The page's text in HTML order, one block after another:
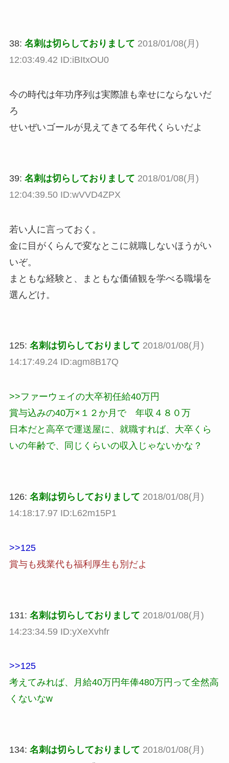
38: 名刺は切らしておりまして 2018/01/08(月)
12:03:49.42 ID:iBItxOU0
今の時代は年功序列は実際誰も幸せにならないだ
ろ
せいぜいゴールが見えてきてる年代くらいだよ
39: 名刺は切らしておりまして 2018/01/08(月)
12:04:39.50 ID:wVVD4ZPX
若い人に言っておく。
金に目がくらんで変なとこに就職しないほうがい
いぞ。
まともな経験と、まともな価値観を学べる職場を
選んどけ。
125: 名刺は切らしておりまして 2018/01/08(月)
14:17:49.24 ID:agm8B17Q
>>ファーウェイの大卒初任給40万円
賞与込みの40万×１２か月で 年収４８０万
日本だと高卒で運送屋に、就職すれば、大卒くら
いの年齢で、同じくらいの収入じゃないかな？
126: 名刺は切らしておりまして 2018/01/08(月)
14:18:17.97 ID:L62m15P1
>>125
賞与も残業代も福利厚生も別だよ
131: 名刺は切らしておりまして 2018/01/08(月)
14:23:34.59 ID:yXeXvhfr
>>125
考えてみれば、月給40万円年俸480万円って全然高
くないなw
134: 名刺は切らしておりまして 2018/01/08(月)